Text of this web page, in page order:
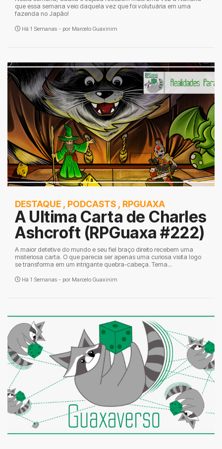
que essa semana veio daquela vez que foi volutuária em uma
fazenda no Japão!
Há 1 Semanas - por Marcelo Guaxinim
DESTAQUE , PODCASTS , RPGUAXA
A Ultima Carta de Charles
Ashcroft (RPGuaxa #222)
A maior detetive do mundo e seu fiel braço direito recebem uma
misteriosa carta. O que parecia ser apenas uma curiosa visita logo
se transforma em um intrigante quebra-cabeça. Tema...
Há 1 Semanas - por Marcelo Guaxinim